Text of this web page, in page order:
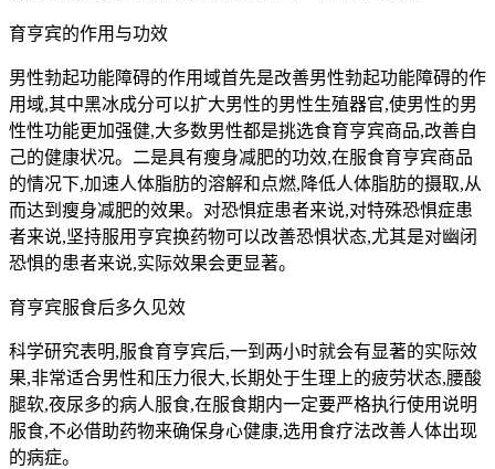
育亨宾的作用与功效
男性勃起功能障碍的作用域首先是改善男性勃起功能障碍的作
用域,其中黑冰成分可以扩大男性的男性生殖器官,使男性的男
性性功能更加强健,大多数男性都是挑选食育亨宾商品,改善自
己的健康状况。二是具有瘦身减肥的功效,在服食育亨宾商品
的情况下,加速人体脂肪的溶解和点燃,降低人体脂肪的摄取,从
而达到瘦身减肥的效果。对恐惧症患者来说,对特殊恐惧症患
者来说,坚持服用亨宾换药物可以改善恐惧状态,尤其是对幽闭
恐惧的患者来说,实际效果会更显著。
育亨宾服食后多久见效
科学研究表明,服食育亨宾后,一到两小时就会有显著的实际效
果,非常适合男性和压力很大,长期处于生理上的疲劳状态,腰酸
腿软,夜尿多的病人服食,在服食期内一定要严格执行使用说明
服食,不必借助药物来确保身心健康,选用食疗法改善人体出现
的病症。